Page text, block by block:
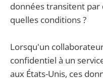
données transitent par
quelles conditions ?
Lorsqu'un
confidentiel à un
aux États-Unis, ces